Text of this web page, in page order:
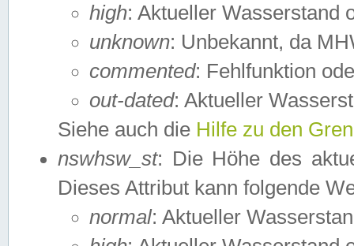
high: Aktueller Wasserstand
unknown: Unbekannt, da
commented: Fehlfunktion
out-dated: Aktueller
Siehe auch die Hilfe zu den
nswhsw_st: Die Höhe des
Dieses Attribut kann folgende
normal: Aktueller